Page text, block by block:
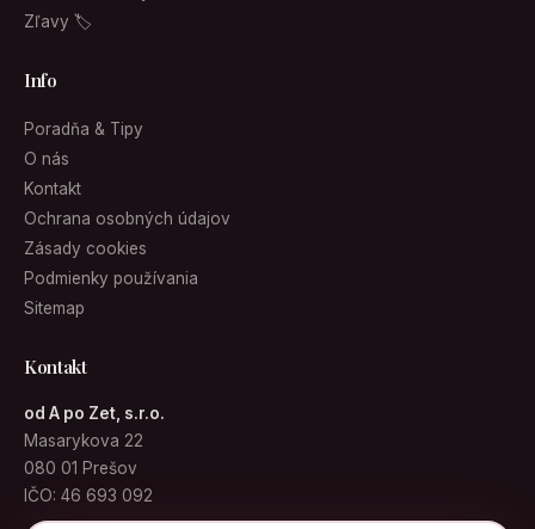
Zľavy 🏷
Info
Poradňa & Tipy
O nás
Kontakt
Ochrana osobných údajov
Zásady cookies
Podmienky používania
Sitemap
Kontakt
od A po Zet, s.r.o.
Masarykova 22
080 01 Prešov
IČO: 46 693 092